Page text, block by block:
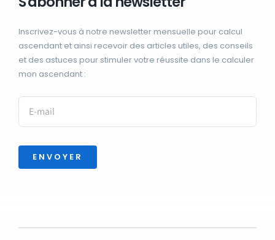
Inscrivez-vous à notre newsletter mensuelle pour calcul
ascendant et ainsi recevoir des articles utiles, des conseils
et des astuces pour stimuler votre réussite dans le calculer
mon ascendant :
ENVOYER